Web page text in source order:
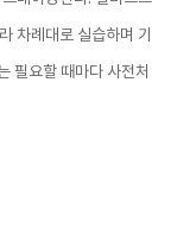
차례대로 실습하며 기
필요할 때마다 사전처